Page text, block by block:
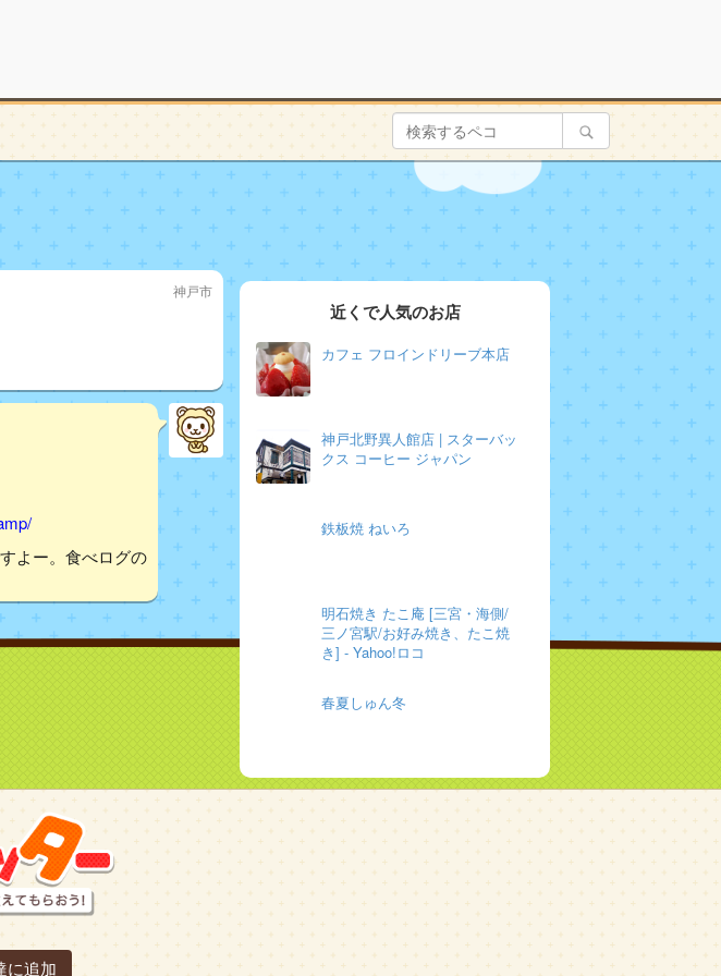
神戸市
よー。食べログの
近くで人気のお店
カフェ フロインドリーブ本店
神戸北野異人館店 | スターバッ
クス コーヒー ジャパン
鉄板焼 ねいろ
明石焼き たこ庵 [三宮・海側/
三ノ宮駅/お好み焼き、たこ焼
き] - Yahoo!ロコ
春夏しゅん冬
に追加